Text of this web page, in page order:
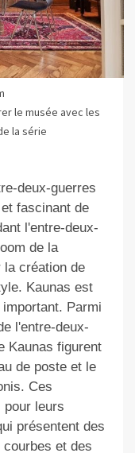
le musée avec les
la série
deux-guerres
fascinant de
l'entre-deux-
de la
création de
Kaunas est
Parmi
l'entre-deux-
Kaunas figurent
de poste et le
Ces
pour leurs
présentent des
et des